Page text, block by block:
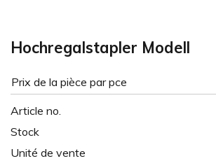
Hochregalstapler Modell
Prix de la pièce par pce
Article no.
Stock
Unité de vente